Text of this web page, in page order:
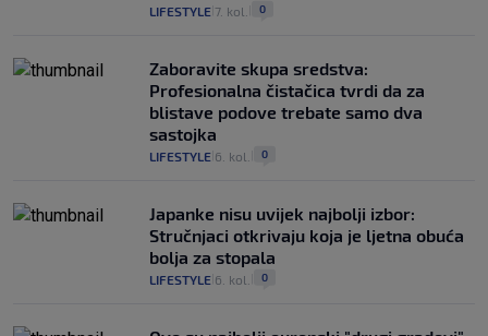
LIFESTYLE 7. kol. 0
Zaboravite skupa sredstva:
Profesionalna čistačica tvrdi da za
blistave podove trebate samo dva
sastojka
LIFESTYLE 6. kol. 0
Japanke nisu uvijek najbolji izbor:
Stručnjaci otkrivaju koja je ljetna obuća
bolja za stopala
LIFESTYLE 6. kol. 0